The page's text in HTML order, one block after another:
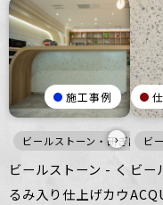
施工事例
ビールストーン・研ぎ出し
›
ビールストーン - く
るみ入り仕上げカウ
ビ
ビー